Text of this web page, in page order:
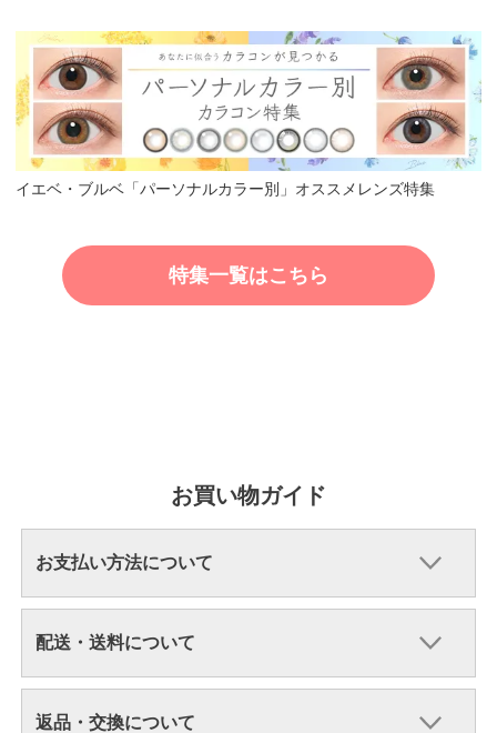
イエベ・ブルベ「パーソナルカラー別」オススメレンズ特集
特集一覧はこちら
お買い物ガイド
お支払い方法について
配送・送料について
返品・交換について